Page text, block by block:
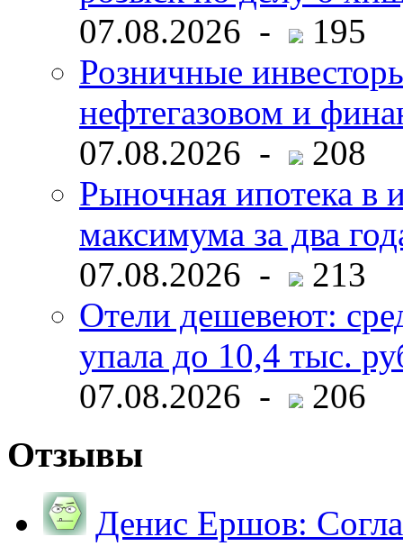
07.08.2026 -
195
Розничные
нефтегазовом и
07.08.2026 -
208
Рыночная ипотека в
максимума за два
07.08.2026 -
213
Отели дешевеют:
упала до 10,4 тыс.
07.08.2026 -
206
Отзывы
Денис Ершов: